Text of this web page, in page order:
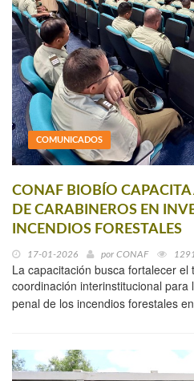
COMUNICADOS
CONAF BIOBÍO CAPACITA
DE CARABINEROS EN
INCENDIOS FORESTALES
17-01-2026 por CONAF
La capacitación busca fortalecer el
coordinación interinstitucional para
penal de los incendios forestales